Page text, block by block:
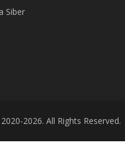
Siber
2026. All Rights Reserved.